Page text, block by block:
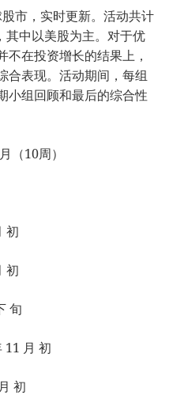
市，实时更新。活动共计
其中以美股为主。对于优
不在投资增长的结果上，
合表现。活动期间，每组
小组回顾和最后的综合性
（10周）
初
初
旬
11 月 初
初